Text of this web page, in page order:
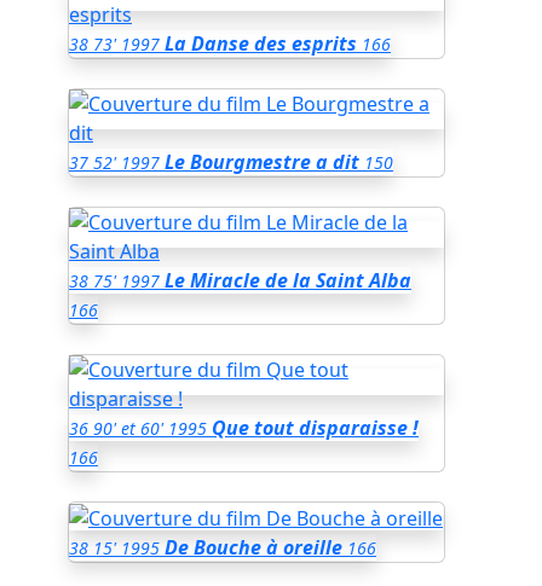
38 73' 1997 La Danse des esprits 166
37 52' 1997 Le Bourgmestre a dit 150
38 75' 1997 Le Miracle de la Saint Alba
166
36 90' et 60' 1995 Que tout disparaisse !
166
38 15' 1995 De Bouche à oreille 166